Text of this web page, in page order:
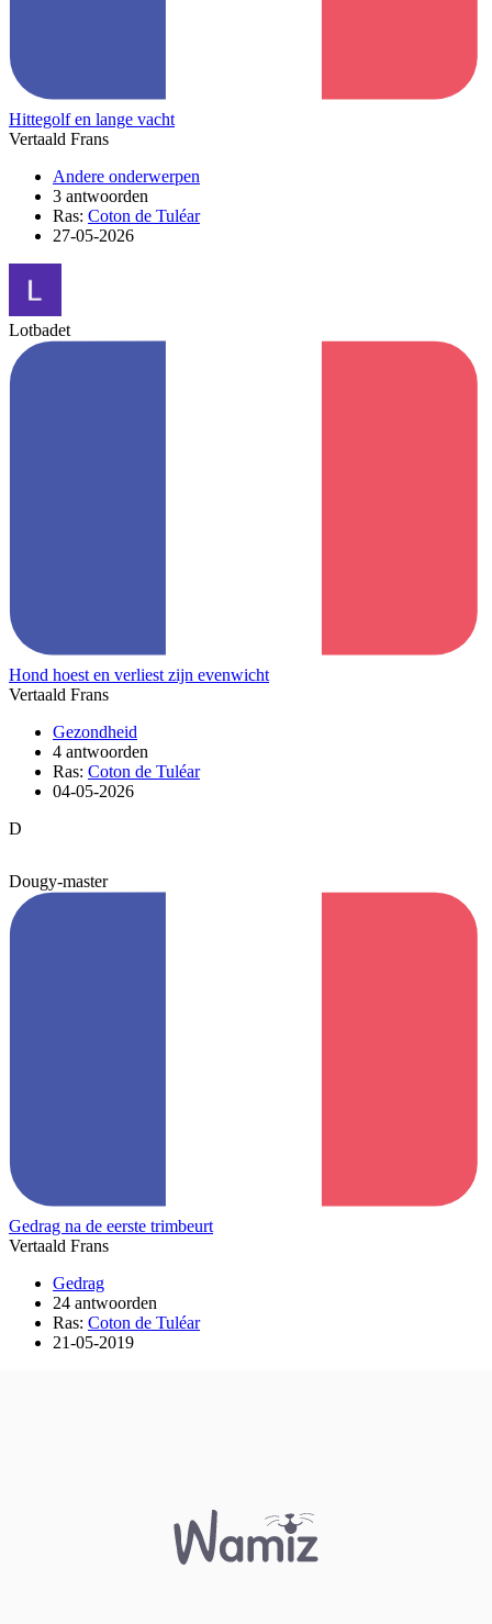
Hittegolf en lange vacht
Vertaald Frans
Andere onderwerpen
3 antwoorden
Ras: Coton de Tuléar
27-05-2026
Lotbadet
Hond hoest en verliest zijn evenwicht
Vertaald Frans
Gezondheid
4 antwoorden
Ras: Coton de Tuléar
04-05-2026
D
Dougy-master
Gedrag na de eerste trimbeurt
Vertaald Frans
Gedrag
24 antwoorden
Ras: Coton de Tuléar
21-05-2019